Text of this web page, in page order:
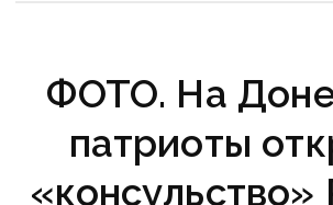
ФОТО. На
патриоты
«консульство»